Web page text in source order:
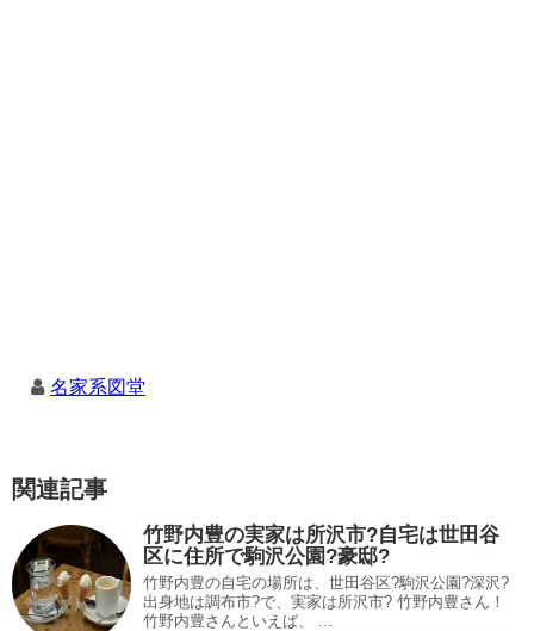
名家系図堂
関連記事
竹野内豊の実家は所沢市?自宅は世田谷
区に住所で駒沢公園?豪邸?
竹野内豊の自宅の場所は、世田谷区?駒沢公園?深沢?
出身地は調布市?で、実家は所沢市? 竹野内豊さん！
竹野内豊さんといえば、 ...